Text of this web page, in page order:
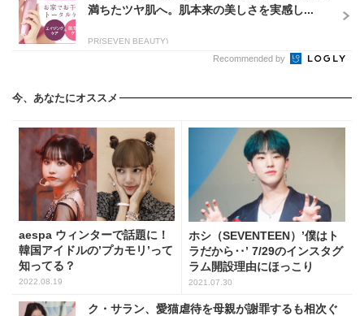
満ちたツヤ肌へ。肌本来の美しさを実感し...
PR(SEVEN BEAUTY)
Recommended by
今、あなたにオススメ
aespa ウィンターで話題に！
韓国アイドルの’プカモリ’って
知ってる？
2022.08.19
ホシ（SEVENTEEN）’僕はト
ラだから‥’ 7/29のインスタグ
ラム開設理由にほっこり
2021.07.30
ク・サラン、愛猫虐待を母親が謝罪するも相次ぐ